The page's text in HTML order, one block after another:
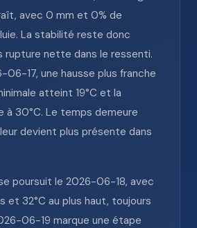
avec 0 mm et 0% de
La stabilité reste donc
rupture nette dans le ressenti.
06-17, une hausse plus franche
atteint 19°C et la
à 30°C. Le temps demeure
devient plus présente dans
poursuit le 2026-06-18, avec
et 32°C au plus haut, toujours
06-19 marque une étape